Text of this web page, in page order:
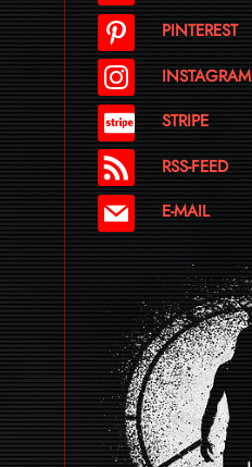
PINTEREST
INSTAGRAM
STRIPE
RSS-FEED
E-MAIL